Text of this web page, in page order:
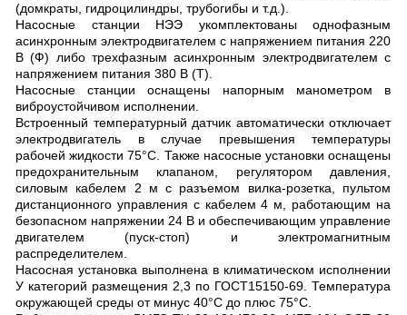
(домкраты, гидроцилиндры, трубогибы и т.д.).
Насосные станции НЭЭ укомплектованы однофазным
асинхронным электродвигателем с напряжением питания 220
В (Ф) либо трехфазным асинхронным электродвигателем с
напряжением питания 380 В (Т).
Насосные станции оснащены напорным манометром в
виброустойчивом исполнении.
Встроенный температурный датчик автоматически отключает
электродвигатель в случае превышения температуры
рабочей жидкости 75°С. Также насосные установки оснащены
предохранительным клапаном, регулятором давления,
силовым кабелем 2 м с разъемом вилка-розетка, пультом
дистанционного управления с кабелем 4 м, работающим на
безопасном напряжении 24 В и обеспечивающим управление
двигателем (пуск-стоп) и электромагнитным
распределителем.
Насосная установка выполнена в климатическом исполнении
У категорий размещения 2,3 по ГОСТ15150-69. Температура
окружающей среды от минус 40°С до плюс 75°С.